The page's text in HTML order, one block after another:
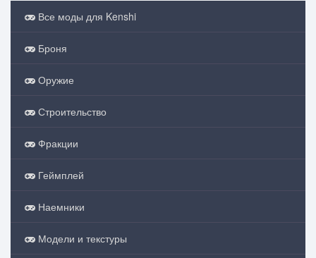
Все моды для Kenshi
Броня
Оружие
Строительство
Фракции
Геймплей
Наемники
Модели и текстуры